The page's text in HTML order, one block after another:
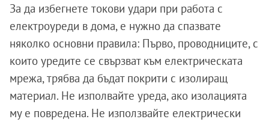
За да избегнете токови удари при работа с
електроуреди в дома, е нужно да спазвате
няколко основни правила: Първо, проводниците, с
които уредите се свързват към електрическата
мрежа, трябва да бъдат покрити с изолиращ
материал. Не изполвайте уреда, ако изолацията
му е повредена. Не използвайте електрически